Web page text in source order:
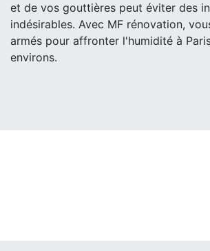
et de vos gouttières peut éviter des
indésirables. Avec MF rénovation,
armés pour affronter l'humidité à
environs.